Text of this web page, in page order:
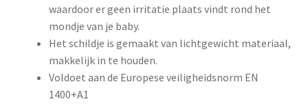
waardoor er geen irritatie plaats vindt rond het
mondje van je baby.
Het schildje is gemaakt van lichtgewicht materiaal,
makkelijk in te houden.
Voldoet aan de Europese veiligheidsnorm EN
1400+A1